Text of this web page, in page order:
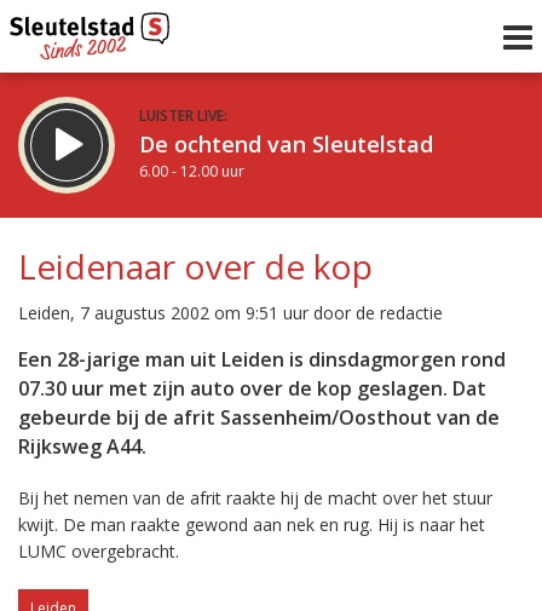
LUISTER LIVE:
De ochtend van Sleutelstad
6.00 - 12.00 uur
De middag van Sleutelstad
12.00 - 19.00 uur
Vorig uur
Volgend uur
Inklappen
Leidenaar over de kop
Leiden, 7 augustus 2002 om 9:51 uur door de redactie
Een 28-jarige man uit Leiden is dinsdagmorgen rond
07.30 uur met zijn auto over de kop geslagen. Dat
gebeurde bij de afrit Sassenheim/Oosthout van de
Rijksweg A44.
Bij het nemen van de afrit raakte hij de macht over het stuur
kwijt. De man raakte gewond aan nek en rug. Hij is naar het
LUMC overgebracht.